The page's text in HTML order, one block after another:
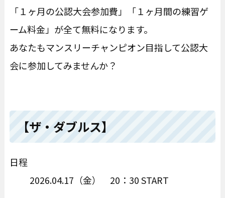
「１ヶ月の公認大会参加費」「１ヶ月間の練習ゲ
ーム料金」が全て無料になります。
あなたもマンスリーチャンピオン目指して公認大
会に参加してみませんか？
【ザ・ダブルス】
日程
2026.04.17（金） 20：30 START